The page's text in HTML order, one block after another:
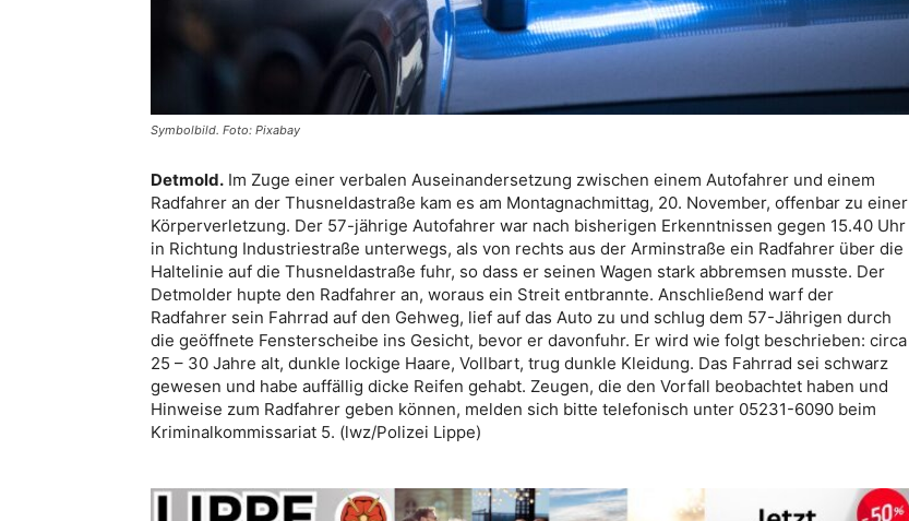
Symbolbild. Foto: Pixabay
Detmold. Im Zuge einer verbalen Auseinandersetzung zwischen einem Autofahrer und einem
Radfahrer an der Thusneldastraße kam es am Montagnachmittag, 20. November, offenbar zu einer
Körperverletzung. Der 57-jährige Autofahrer war nach bisherigen Erkenntnissen gegen 15.40 Uhr
in Richtung Industriestraße unterwegs, als von rechts aus der Arminstraße ein Radfahrer über die
Haltelinie auf die Thusneldastraße fuhr, so dass er seinen Wagen stark abbremsen musste. Der
Detmolder hupte den Radfahrer an, woraus ein Streit entbrannte. Anschließend warf der
Radfahrer sein Fahrrad auf den Gehweg, lief auf das Auto zu und schlug dem 57-Jährigen durch
die geöffnete Fensterscheibe ins Gesicht, bevor er davonfuhr. Er wird wie folgt beschrieben: circa
25 – 30 Jahre alt, dunkle lockige Haare, Vollbart, trug dunkle Kleidung. Das Fahrrad sei schwarz
gewesen und habe auffällig dicke Reifen gehabt. Zeugen, die den Vorfall beobachtet haben und
Hinweise zum Radfahrer geben können, melden sich bitte telefonisch unter 05231-6090 beim
Kriminalkommissariat 5. (lwz/Polizei Lippe)